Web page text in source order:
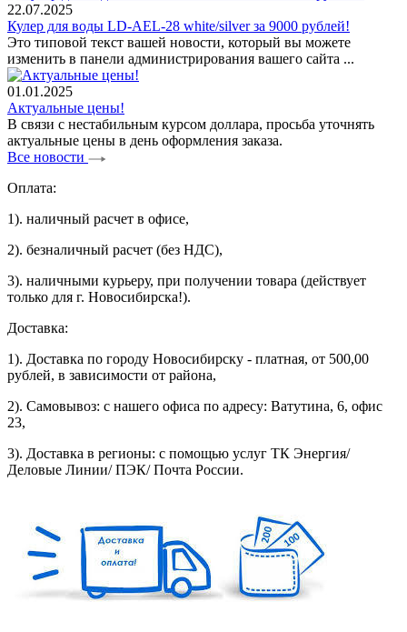
22.07.2025
Кулер для воды LD-AEL-28 white/silver за 9000 рублей!
Это типовой текст вашей новости, который вы можете
изменить в панели администрирования вашего сайта ...
01.01.2025
Актуальные цены!
В связи с нестабильным курсом доллара, просьба уточнять
актуальные цены в день оформления заказа.
Все новости
Оплата:
1). наличный расчет в офисе,
2). безналичный расчет (без НДС),
3). наличными курьеру, при получении товара (действует
только для г. Новосибирска!).
Доставка:
1). Доставка по городу Новосибирску - платная, от 500,00
рублей, в зависимости от района,
2). Самовывоз: с нашего офиса по адресу: Ватутина, 6, офис
23,
3). Доставка в регионы: с помощью услуг ТК Энергия/
Деловые Линии/ ПЭК/ Почта России.